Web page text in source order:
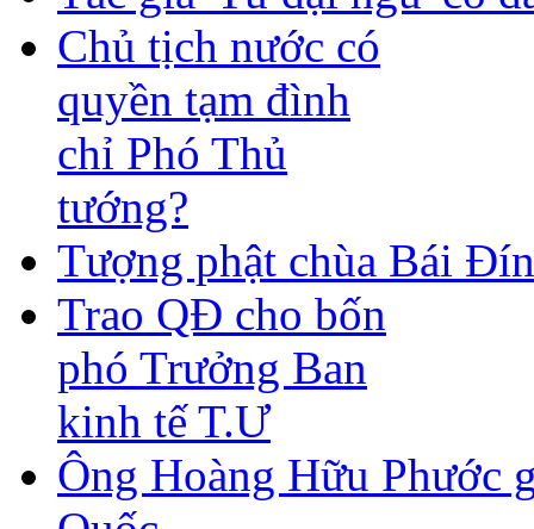
Chủ tịch nước có
quyền tạm đình
chỉ Phó Thủ
tướng?
Tượng phật chùa Bái
Trao QĐ cho bốn
phó Trưởng Ban
kinh tế T.Ư
Ông Hoàng Hữu Phước